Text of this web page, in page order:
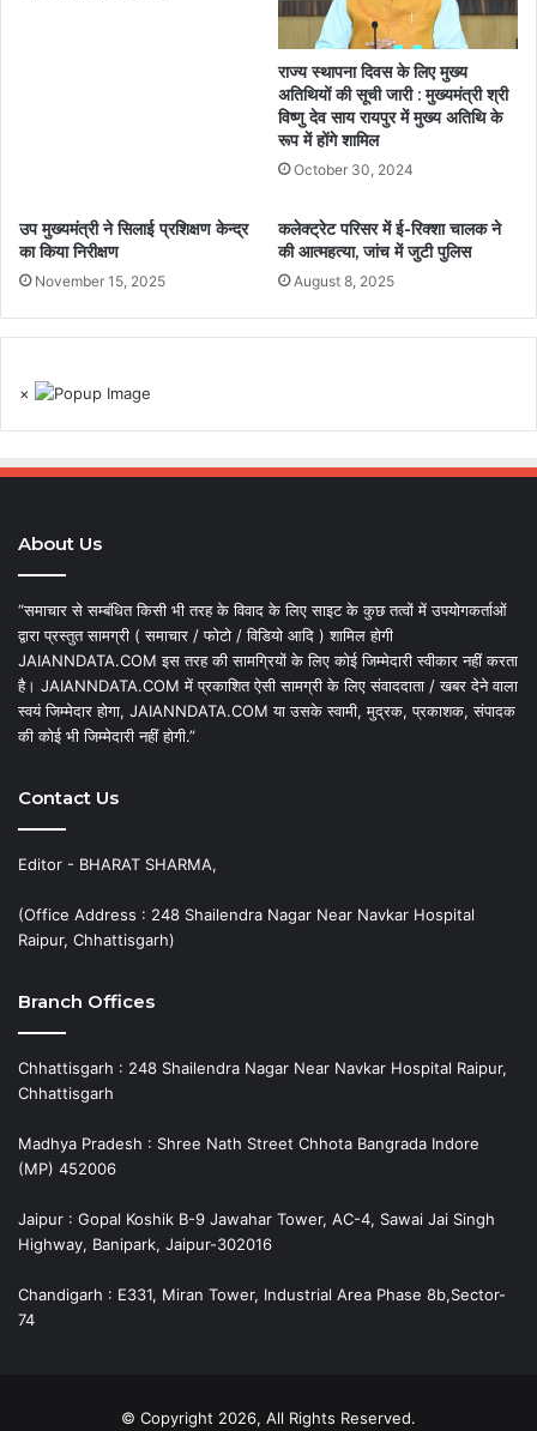
राज्य स्थापना दिवस के लिए मुख्य
अतिथियों की सूची जारी : मुख्यमंत्री श्री
विष्णु देव साय रायपुर में मुख्य अतिथि के
रूप में होंगे शामिल
October 30, 2024
उप मुख्यमंत्री ने सिलाई प्रशिक्षण केन्द्र
का किया निरीक्षण
November 15, 2025
कलेक्ट्रेट परिसर में ई-रिक्शा चालक ने
की आत्महत्या, जांच में जुटी पुलिस
August 8, 2025
×
About Us
“समाचार से सम्बंधित किसी भी तरह के विवाद के लिए साइट के कुछ तत्वों में उपयोगकर्ताओं
द्वारा प्रस्तुत सामग्री ( समाचार / फोटो / विडियो आदि ) शामिल होगी
JAIANNDATA.COM इस तरह की सामग्रियों के लिए कोई जिम्मेदारी स्वीकार नहीं करता
है। JAIANNDATA.COM में प्रकाशित ऐसी सामग्री के लिए संवाददाता / खबर देने वाला
स्वयं जिम्मेदार होगा, JAIANNDATA.COM या उसके स्वामी, मुद्रक, प्रकाशक, संपादक
की कोई भी जिम्मेदारी नहीं होगी.”
Contact Us
Editor - BHARAT SHARMA,
(Office Address : 248 Shailendra Nagar Near Navkar Hospital
Raipur, Chhattisgarh)
Branch Offices
Chhattisgarh : 248 Shailendra Nagar Near Navkar Hospital Raipur,
Chhattisgarh
Madhya Pradesh : Shree Nath Street Chhota Bangrada Indore
(MP) 452006
Jaipur : Gopal Koshik B-9 Jawahar Tower, AC-4, Sawai Jai Singh
Highway, Banipark, Jaipur-302016
Chandigarh : E331, Miran Tower, Industrial Area Phase 8b,Sector-
74
© Copyright 2026, All Rights Reserved.